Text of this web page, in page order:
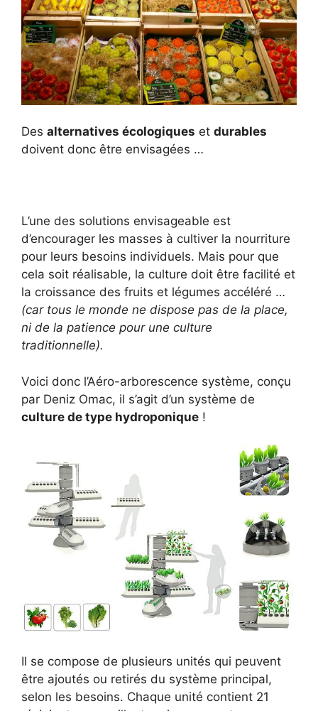
Des alternatives écologiques et durables
doivent donc être envisagées …
L’une des solutions envisageable est
d’encourager les masses à cultiver la nourriture
pour leurs besoins individuels. Mais pour que
cela soit réalisable, la culture doit être facilité et
la croissance des fruits et légumes accéléré …
(car tous le monde ne dispose pas de la place,
ni de la patience pour une culture
traditionnelle).
Voici donc l’Aéro-arborescence système, conçu
par Deniz Omac, il s’agit d’un système de
culture de type hydroponique !
Il se compose de plusieurs unités qui peuvent
être ajoutés ou retirés du système principal,
selon les besoins. Chaque unité contient 21